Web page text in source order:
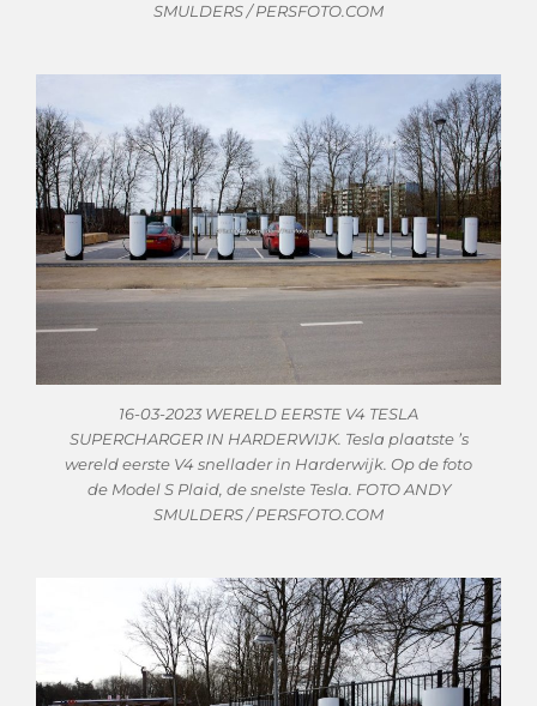
SMULDERS / PERSFOTO.COM
16-03-2023 WERELD EERSTE V4 TESLA
SUPERCHARGER IN HARDERWIJK. Tesla plaatste ’s
wereld eerste V4 snellader in Harderwijk. Op de foto
de Model S Plaid, de snelste Tesla. FOTO ANDY
SMULDERS / PERSFOTO.COM